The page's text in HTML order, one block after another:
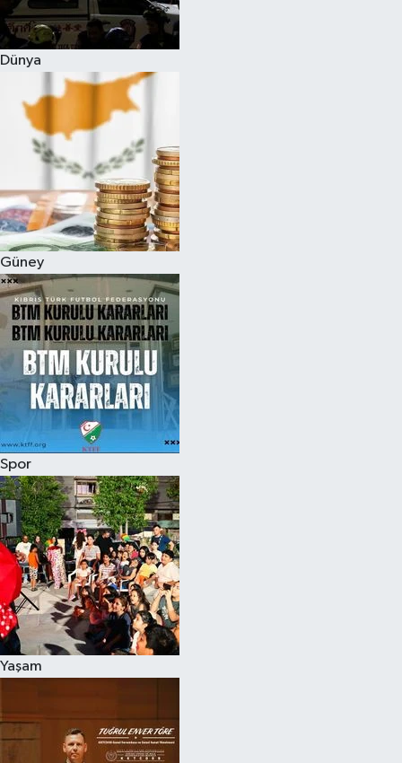
Dünya
Güney
Spor
Yaşam